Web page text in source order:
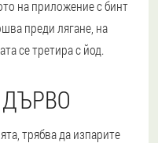
на приложение с бинт
преди лягане, на
се третира с йод.
трябва да изпарите